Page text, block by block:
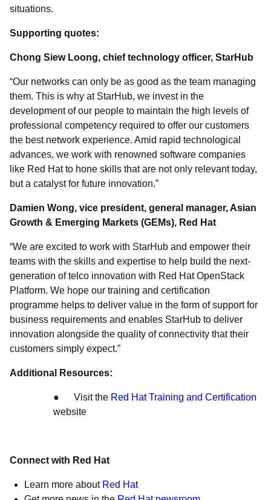
situations.
Supporting quotes:
Chong Siew Loong, chief technology officer, StarHub
“Our networks can only be as good as the team managing
them. This is why at StarHub, we invest in the
development of our people to maintain the high levels of
professional competency required to offer our customers
the best network experience. Amid rapid technological
advances, we work with renowned software companies
like Red Hat to hone skills that are not only relevant today,
but a catalyst for future innovation.”
Damien Wong, vice president, general manager, Asian
Growth & Emerging Markets (GEMs), Red Hat
“We are excited to work with StarHub and empower their
teams with the skills and expertise to help build the next-
generation of telco innovation with Red Hat OpenStack
Platform. We hope our training and certification
programme helps to deliver value in the form of support for
business requirements and enables StarHub to deliver
innovation alongside the quality of connectivity that their
customers simply expect.”
Additional Resources:
● Visit the Red Hat Training and Certification
website
Connect with Red Hat
Learn more about Red Hat